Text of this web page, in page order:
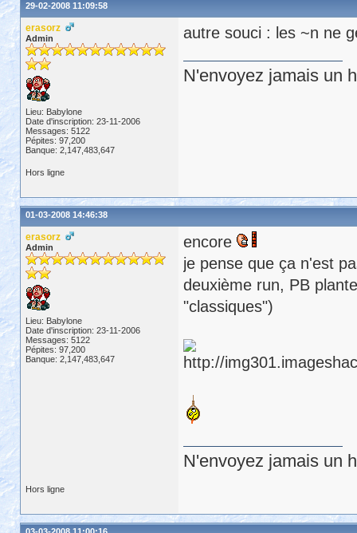
29-02-2008 11:09:58
erasorz
Admin
Lieu: Babylone
Date d'inscription: 23-11-2006
Messages: 5122
Pépites: 97,200
Banque: 2,147,483,647
autre souci : les ~n ne
N'envoyez jamais un
Hors ligne
01-03-2008 14:46:38
erasorz
Admin
Lieu: Babylone
Date d'inscription: 23-11-2006
Messages: 5122
Pépites: 97,200
Banque: 2,147,483,647
encore
je pense que ça n'est
deuxième run, PB
"classiques")
N'envoyez jamais un
Hors ligne